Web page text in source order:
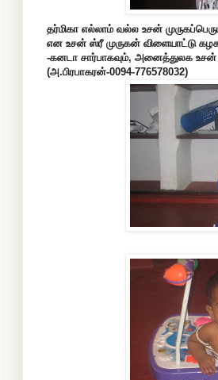
தர்மிகா எல்லாம் வல்ல உசன்
என உசன் ஸ்ரீ முருகன் விளையாட்டு
-கனடா சார்பாகவும், அனைத்துலக
(அ.பிரபாகரன்-0094-776578032)